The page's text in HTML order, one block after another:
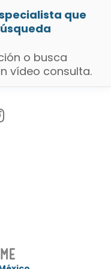
que
o busca
vídeo consulta.